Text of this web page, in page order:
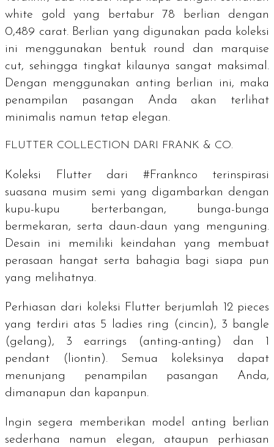
white gold yang bertabur 78 berlian dengan
0,489 carat. Berlian yang digunakan pada koleksi
ini menggunakan bentuk round dan marquise
cut, sehingga tingkat kilaunya sangat maksimal.
Dengan menggunakan anting berlian ini, maka
penampilan pasangan Anda akan terlihat
minimalis namun tetap elegan.
FLUTTER COLLECTION DARI FRANK & CO.
Koleksi Flutter dari #Franknco terinspirasi
suasana musim semi yang digambarkan dengan
kupu-kupu berterbangan, bunga-bunga
bermekaran, serta daun-daun yang menguning.
Desain ini memiliki keindahan yang membuat
perasaan hangat serta bahagia bagi siapa pun
yang melihatnya.
Perhiasan dari koleksi Flutter berjumlah 12 pieces
yang terdiri atas 5 ladies ring (cincin), 3 bangle
(gelang), 3 earrings
(anting-anting) dan 1
pendant
(liontin). Semua koleksinya dapat
menunjang penampilan pasangan Anda,
dimanapun dan kapanpun.
Ingin segera memberikan model anting berlian
sederhana namun elegan, ataupun perhiasan